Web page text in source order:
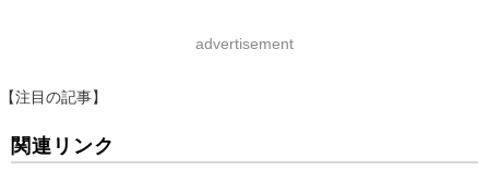
advertisement
【注目の記事】
関連リンク